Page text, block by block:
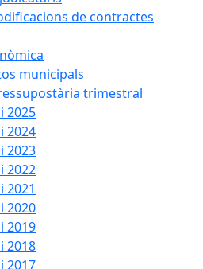
de contractes
municipals
trimestral
2025
2024
2023
2022
2021
2020
2019
2018
2017